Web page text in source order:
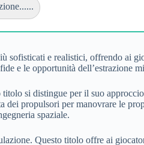
sofisticati e realistici, offrendo ai
e le opportunità dell’estrazione
titolo si distingue per il suo
propulsori per manovrare le
spaziale.
Questo titolo offre ai